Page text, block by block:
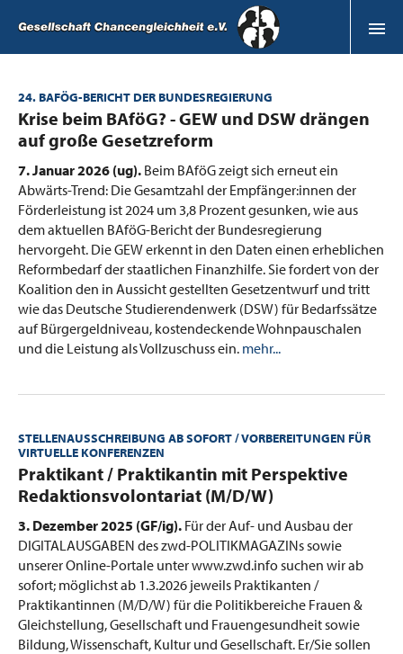
24. BAFÖG-BERICHT DER BUNDESREGIERUNG
:Krise beim BAföG? - GEW und DSW drängen
auf große Gesetzreform
7. Januar 2026 (ug). Beim BAföG zeigt sich erneut ein
Abwärts-Trend: Die Gesamtzahl der Empfänger:innen der
Förderleistung ist 2024 um 3,8 Prozent gesunken, wie aus
dem aktuellen BAföG-Bericht der Bundesregierung
hervorgeht. Die GEW erkennt in den Daten einen erheblichen
Reformbedarf der staatlichen Finanzhilfe. Sie fordert von der
Koalition den in Aussicht gestellten Gesetzentwurf und tritt
wie das Deutsche Studierendenwerk (DSW) für Bedarfssätze
auf Bürgergeldniveau, kostendeckende Wohnpauschalen
und die Leistung als Vollzuschuss ein. mehr...
STELLENAUSSCHREIBUNG AB SOFORT / VORBEREITUNGEN FÜR
VIRTUELLE KONFERENZEN
:Praktikant / Praktikantin mit Perspektive
Redaktionsvolontariat (M/D/W)
3. Dezember 2025 (GF/ig). Für der Auf- und Ausbau der
DIGITALAUSGABEN des zwd-POLITIKMAGAZINs sowie
unserer Online-Portale unter www.zwd.info suchen wir ab
sofort; möglichst ab 1.3.2026 jeweils Praktikanten /
Praktikantinnen (M/D/W) für die Politikbereiche Frauen &
Gleichstellung, Gesellschaft und Frauengesundheit sowie
Bildung, Wissenschaft, Kultur und Gesellschaft. Er/Sie sollen